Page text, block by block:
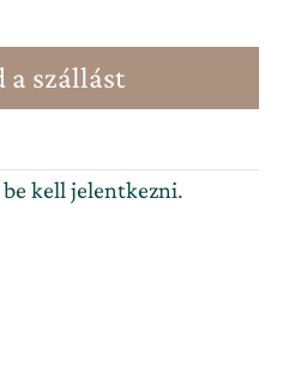
a szállást
be kell jelentkezni.